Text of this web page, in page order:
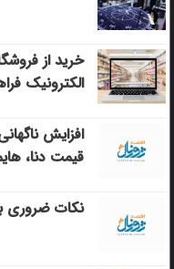
خرید از
الکترونیک
افزایش
قیمت دنا،
نکات ضروری